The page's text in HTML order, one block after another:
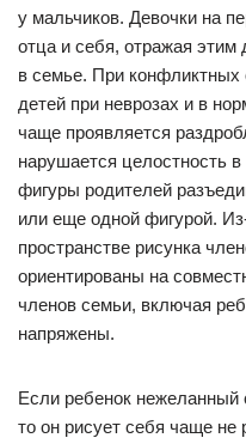
у мальчиков. Девочки на
отца и себя, отражая
в семье. При конфликтных
детей при неврозах и в
чаще проявляется
нарушается целостность
фигуры родителей
или еще одной фигурой.
пространстве рисунка
ориентированы на
членов семьи, включая
напряжены.
Если ребенок нежеланный
то он рисует себя чаще